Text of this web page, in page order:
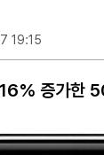
19:15
증가한